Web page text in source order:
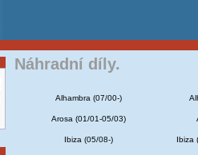
Náhradní díly.
Alhambra (07/00-)
Arosa (01/01-05/03)
Ibiza (05/08-) Ibiza